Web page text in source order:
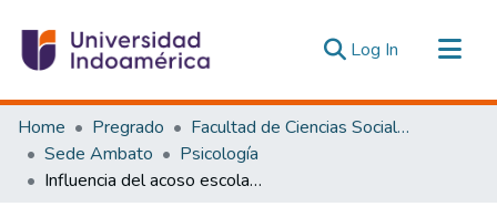
Log In (current)
Communities & Collections
All of DSpace
Statistics
Home Pregrado
Facultad de Ciencias Sociales y Humanas
Sede Ambato
Psicología
Influencia del acoso escolar en la expresión de la ira en adolescentes de bachillerato de la Unidad Educativa Marco Salas Yépez de la Cuidad de Quito en el año 2019.